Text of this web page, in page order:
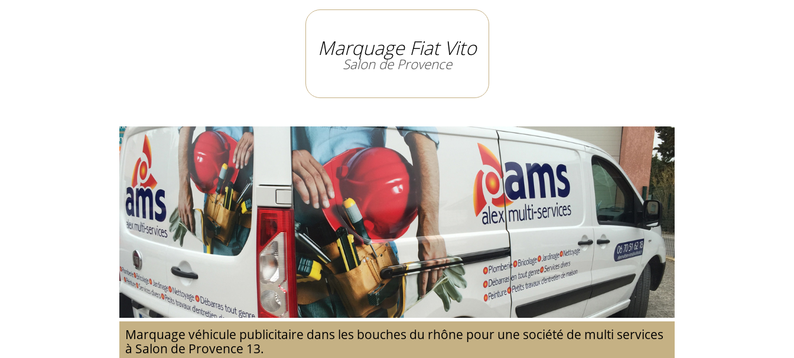
Marquage Fiat Vito
Salon de Provence
Marquage véhicule publicitaire dans les bouches du rhône pour une société de multi services
à Salon de Provence 13.